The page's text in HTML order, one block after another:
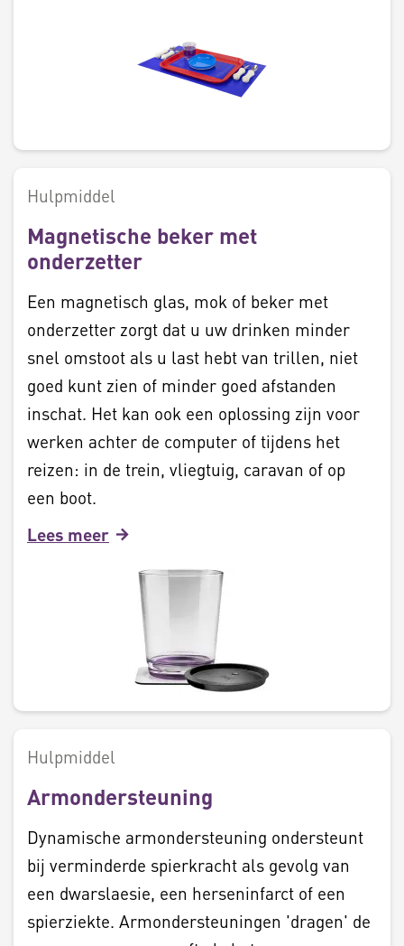
Hulpmiddel
Magnetische beker met
onderzetter
Een magnetisch glas, mok of beker met
onderzetter zorgt dat u uw drinken minder
snel omstoot als u last hebt van trillen, niet
goed kunt zien of minder goed afstanden
inschat. Het kan ook een oplossing zijn voor
werken achter de computer of tijdens het
reizen: in de trein, vliegtuig, caravan of op
een boot.
Lees meer
Hulpmiddel
Armondersteuning
Dynamische armondersteuning ondersteunt
bij verminderde spierkracht als gevolg van
een dwarslaesie, een herseninfarct of een
spierziekte. Armondersteuningen 'dragen' de